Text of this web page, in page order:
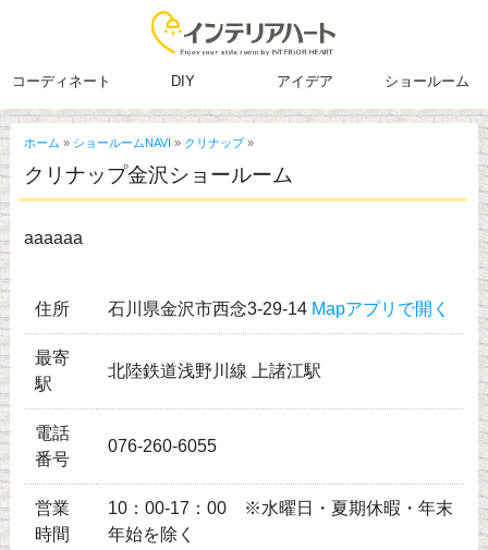
コーディネート DIY アイデア ショールーム
ホーム » ショールームNAVI » クリナップ»
クリナップ金沢ショールーム
aaaaaa
住所 石川県金沢市西念3-29-14 Mapアプリで開く
最寄
駅
北陸鉄道浅野川線 上諸江駅
電話
番号
076-260-6055
営業
時間
10：00-17：00 ※水曜日・夏期休暇・年末
年始を除く